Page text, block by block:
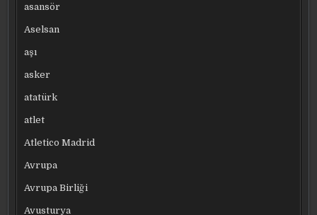
asansör
Aselsan
aşı
asker
atatürk
atlet
Atletico Madrid
Avrupa
Avrupa Birliği
Avusturya